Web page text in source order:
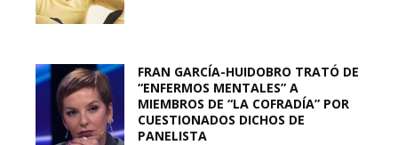
FRAN GARCÍA-HUIDOBRO TRATÓ DE
“ENFERMOS MENTALES” A
MIEMBROS DE “LA COFRADÍA” POR
CUESTIONADOS DICHOS DE
PANELISTA